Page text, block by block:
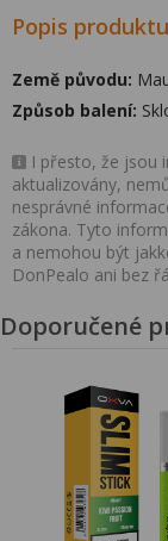
Popis produktu
Země původu:
Způsob balení:
I přesto, že jsou
aktualizovány,
nesprávné
zákona. Tyto
a nemohou být
DonPealo ani bez
Doporučené